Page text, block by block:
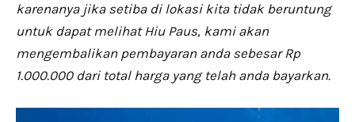
karenanya jika setiba di lokasi kita tidak beruntung
untuk dapat melihat Hiu Paus, kami akan
mengembalikan pembayaran anda sebesar Rp
1.000.000 dari total harga yang telah anda bayarkan.